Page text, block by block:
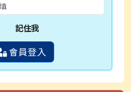
記住我
會員登入